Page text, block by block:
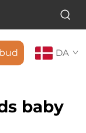
DA
baby